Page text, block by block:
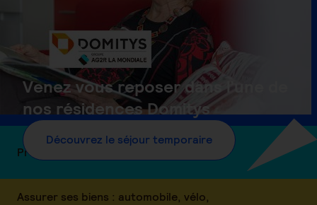
Venez vous reposer dans l’une de
nos résidences Domitys
Découvrez le séjour temporaire
Protégez vous des aléas de la vie
Assurer ses biens : automobile, vélo,